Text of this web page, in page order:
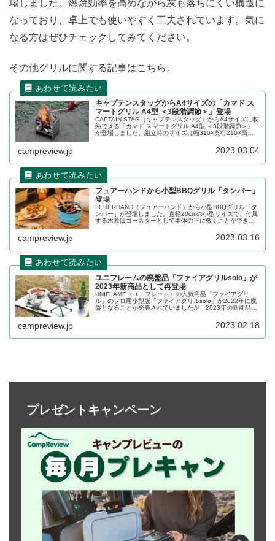
場しました。燃焼効率を高めながら灰も落ちにくい構造に
なっており、卓上でも使いやすく工夫されています。気に
なる方はぜひチェックしてみてください。
その他グリルに関する記事はこちら。
キャプテンスタッグからA4サイズの「カマド ス
マートグリル A4型 ＜3段階調節＞」登場
CAPTAIN STAG（キャプテンスタッグ）からA4サイズに収
納できる「カマド スマートグリル A4型 ＜3段階調節＞」
が登場しました。組立時のサイズは幅310×奥行210×高さ
サイズのグリルです。詳細をレビューします。
campreview.jp 2023.03.04
フュアーハンドから小型BBQグリル「タンバー」
登場
FEUERHAND（フュアーハンド）から小型BBQグリル「タ
ンバー」が登場しました。直径20cmの小型サイズで、付属
する木蓋はコースターとして本体の下に敷くことができ、
campreview.jp 2023.03.16
ユニフレームの廃盤品「ファイアグリルsolo」が
2023年新商品として再登場
UNIFLAME（ユニフレーム）の人気商品「ファイアグリ
ル」のソロ用小型版「ファイアグリルsolo」が2022年に廃
盤となることが発表されていましたが、2023年の新商品と
campreview.jp 2023.02.18
プレゼントキャンペーン